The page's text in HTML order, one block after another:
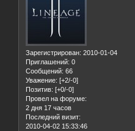
Зарегистрирован: 2010-01-04
Приглашений: 0
Сообщений: 66
Уважение: [+2/-0]
Позитив: [+0/-0]
Провел на форуме:
2 дня 17 часов
Последний визит:
2010-04-02 15:33:46